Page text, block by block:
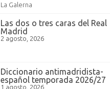
La Galerna
Las dos o tres caras del Real
Madrid
2 agosto, 2026
Diccionario antimadridista-
español temporada 2026/27
1 agosto, 2026